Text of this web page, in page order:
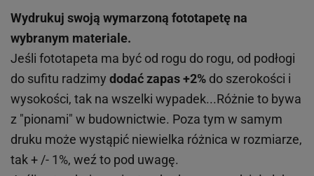
Wydrukuj swoją wymarzoną fototapetę na
wybranym materiale.
Jeśli fototapeta ma być od rogu do rogu, od podłogi
do sufitu radzimy dodać zapas +2% do szerokości i
wysokości, tak na wszelki wypadek...Różnie to bywa
z "pionami" w budownictwie. Poza tym w samym
druku może wystąpić niewielka różnica w rozmiarze,
tak + /- 1%, weź to pod uwagę.